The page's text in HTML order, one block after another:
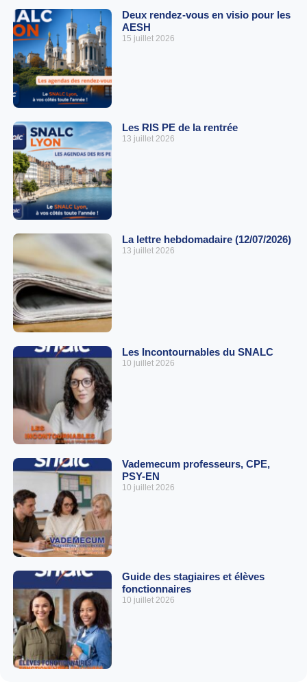
Deux rendez-vous en visio pour les
AESH
15 juillet 2026
Les RIS PE de la rentrée
13 juillet 2026
La lettre hebdomadaire (12/07/2026)
13 juillet 2026
Les Incontournables du SNALC
10 juillet 2026
Vademecum professeurs, CPE,
PSY-EN
10 juillet 2026
Guide des stagiaires et élèves
fonctionnaires
10 juillet 2026